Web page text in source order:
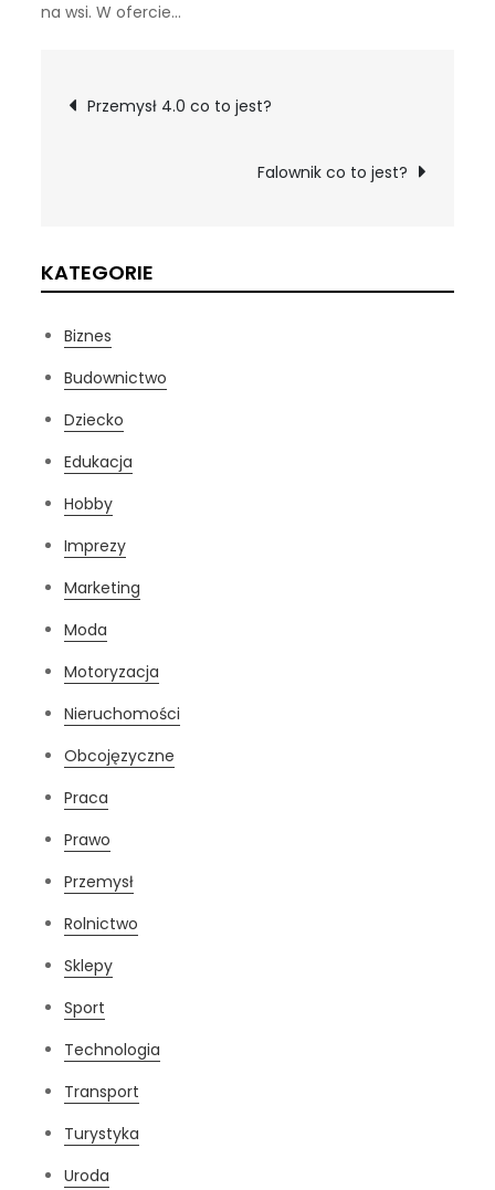
na wsi. W ofercie…
Nawigacja
Przemysł 4.0 co to jest?
Falownik co to jest?
KATEGORIE
Biznes
Budownictwo
Dziecko
Edukacja
Hobby
Imprezy
Marketing
Moda
Motoryzacja
Nieruchomości
Obcojęzyczne
Praca
Prawo
Przemysł
Rolnictwo
Sklepy
Sport
Technologia
Transport
Turystyka
Uroda